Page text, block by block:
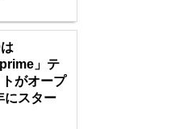
」テ
がオープ
にスター